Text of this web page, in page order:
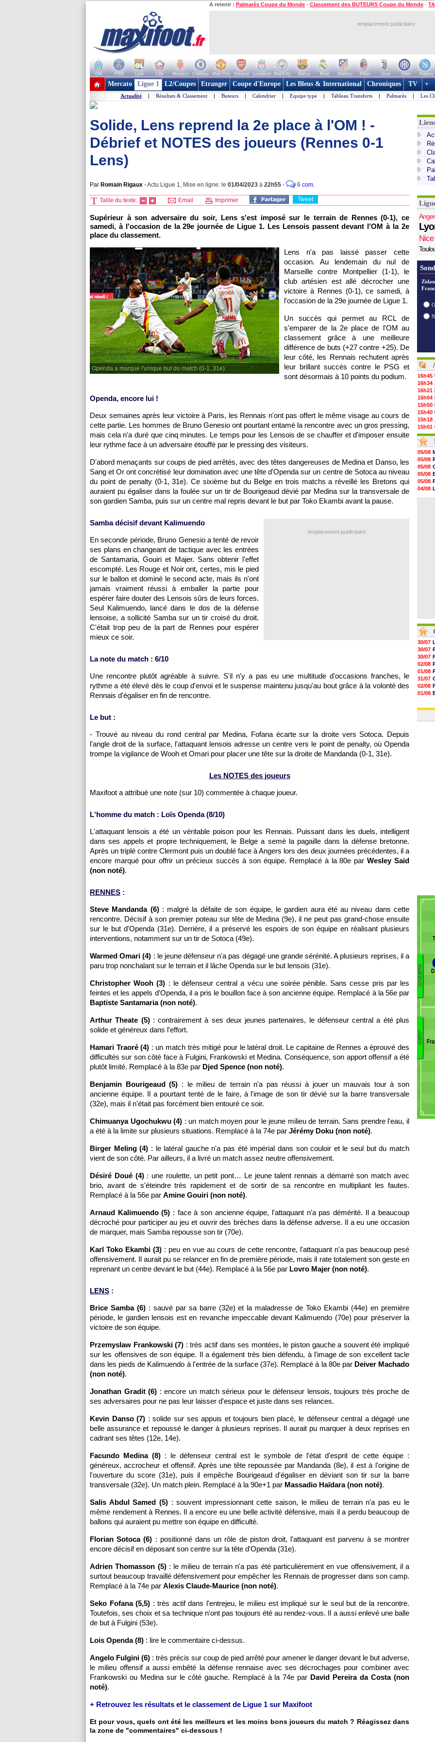
A retenir : Palmarès Coupe du Monde - Classement des BUTEURS Coupe du Monde -
emplacement publicitaire
OM PSG Lyon Lille Monaco Chelsea Man Utd Arsenal Liverpool ManCity Barca Real Atletico Milan Juve Inter Naples
+ de clubs
Mercato Ligue 1 L2/Coupes Etranger Coupe d'Europe Les Bleus & International Chroniques TV +
Actualité | Résultats & Classement | Buteurs | Calendrier | Equipe type | Tableau Transferts | Palmarès | Les
Solide, Lens reprend la 2e place à l'OM ! -
Débrief et NOTES des joueurs (Rennes 0-1
Lens)
Par Romain Rigaux -Actu Ligue 1, Mise en ligne: le 01/04/2023 à 22h55 - 6 com.
Taille du texte: Email Imprimer Tweet
Supérieur à son adversaire du soir, Lens s'est imposé sur le terrain de Rennes (0-1), ce
samedi, à l'occasion de la 29e journée de Ligue 1. Les Lensois passent devant l'OM à la 2e
place du classement.
Openda a marqué l'unique but du match (0-1, 31e)
Lens n'a pas laissé passer cette
occasion. Au lendemain du nul de
Marseille contre Montpellier (1-1), le
club artésien est allé décrocher une
victoire à Rennes (0-1), ce samedi, à
l'occasion de la 29e journée de Ligue 1.
Un succès qui permet au RCL de
s'emparer de la 2e place de l'OM au
classement grâce à une meilleure
différence de buts (+27 contre +25). De
leur côté, les Rennais rechutent après
leur brillant succès contre le PSG et
sont désormais à 10 points du podium.
Openda, encore lui !
Deux semaines après leur victoire à Paris, les Rennais n'ont pas offert le même visage au cours de
cette partie. Les hommes de Bruno Genesio ont pourtant entamé la rencontre avec un gros pressing,
mais cela n'a duré que cinq minutes. Le temps pour les Lensois de se chauffer et d'imposer ensuite
leur rythme face à un adversaire étouffé par le pressing des visiteurs.
D'abord menaçants sur coups de pied arrêtés, avec des têtes dangereuses de Medina et Danso, les
Sang et Or ont concrétisé leur domination avec une tête d'Openda sur un centre de Sotoca au niveau
du point de penalty (0-1, 31e). Ce sixième but du Belge en trois matchs a réveillé les Bretons qui
auraient pu égaliser dans la foulée sur un tir de Bourigeaud dévié par Medina sur la transversale de
son gardien Samba, puis sur un centre mal repris devant le but par Toko Ekambi avant la pause.
emplacement publicitaire
Samba décisif devant Kalimuendo
En seconde période, Bruno Genesio a tenté de revoir
ses plans en changeant de tactique avec les entrées
de Santamaria, Gouiri et Majer. Sans obtenir l'effet
escompté. Les Rouge et Noir ont, certes, mis le pied
sur le ballon et dominé le second acte, mais ils n'ont
jamais vraiment réussi à emballer la partie pour
espérer faire douter des Lensois sûrs de leurs forces.
Seul Kalimuendo, lancé dans le dos de la défense
lensoise, a sollicité Samba sur un tir croisé du droit.
C'était trop peu de la part de Rennes pour espérer
mieux ce soir.
La note du match : 6/10
Une rencontre plutôt agréable à suivre. S'il n'y a pas eu une multitude d'occasions franches, le
rythme a été élevé dès le coup d'envoi et le suspense maintenu jusqu'au bout grâce à la volonté des
Rennais d'égaliser en fin de rencontre.
Le but :
- Trouvé au niveau du rond central par Medina, Fofana écarte sur la droite vers Sotoca. Depuis
l'angle droit de la surface, l'attaquant lensois adresse un centre vers le point de penalty, où Openda
trompe la vigilance de Wooh et Omari pour placer une tête sur la droite de Mandanda (0-1, 31e).
Les NOTES des joueurs
Maxifoot a attribué une note (sur 10) commentée à chaque joueur.
L'homme du match : Loïs Openda (8/10)
L'attaquant lensois a été un véritable poison pour les Rennais. Puissant dans les duels, intelligent
dans ses appels et propre techniquement, le Belge a semé la pagaille dans la défense bretonne.
Après un triplé contre Clermont puis un doublé face à Angers lors des deux journées précédentes, il a
encore marqué pour offrir un précieux succès à son équipe. Remplacé à la 80e parWesley Said
(non noté).
RENNES :
Steve Mandanda (6): malgré la défaite de son équipe, le gardien aura été au niveau dans cette
rencontre. Décisif à son premier poteau sur tête de Medina (9e), il ne peut pas grand-chose ensuite
sur le but d'Openda (31e). Derrière, il a préservé les espoirs de son équipe en réalisant plusieurs
interventions, notamment sur un tir de Sotoca (49e).
Warmed Omari (4) : le jeune défenseur n'a pas dégagé une grande sérénité. A plusieurs reprises, il a
paru trop nonchalant sur le terrain et il lâche Openda sur le but lensois (31e).
Christopher Wooh (3) : le défenseur central a vécu une soirée pénible. Sans cesse pris par les
feintes et les appels d'Openda, il a pris le bouillon face à son ancienne équipe. Remplacé à la 56e par
Baptiste Santamaria (non noté).
Arthur Theate (5): contrairement à ses deux jeunes partenaires, le défenseur central a été plus
solide et généreux dans l'effort.
Hamari Traoré (4) : un match très mitigé pour le latéral droit. Le capitaine de Rennes a éprouvé des
difficultés sur son côté face à Fulgini, Frankowski et Medina. Conséquence, son apport offensif a été
plutôt limité. Remplacé à la 83e par Djed Spence (non noté).
Benjamin Bourigeaud (5) : le milieu de terrain n'a pas réussi à jouer un mauvais tour à son
ancienne équipe. Il a pourtant tenté de le faire, à l'image de son tir dévié sur la barre transversale
(32e), mais il n'était pas forcément bien entouré ce soir.
Chimuanya Ugochukwu (4) : un match moyen pour le jeune milieu de terrain. Sans prendre l'eau, il
a été à la limite sur plusieurs situations. Remplacé à la 74e par Jérémy Doku (non noté).
Birger Meling (4) : le latéral gauche n'a pas été impérial dans son couloir et le seul but du match
vient de son côté. Par ailleurs, il a livré un match assez neutre offensivement.
Désiré Doué (4): une roulette, un petit pont… Le jeune talent rennais a démarré son match avec
brio, avant de s'éteindre très rapidement et de sortir de sa rencontre en multipliant les fautes.
Remplacé à la 56e par Amine Gouiri (non noté).
Arnaud Kalimuendo (5) : face à son ancienne équipe, l'attaquant n'a pas démérité. Il a beaucoup
décroché pour participer au jeu et ouvrir des brèches dans la défense adverse. Il a eu une occasion
de marquer, mais Samba repousse son tir (70e).
Karl Toko Ekambi (3) : peu en vue au cours de cette rencontre, l'attaquant n'a pas beaucoup pesé
offensivement. Il aurait pu se relancer en fin de première période, mais il rate totalement son geste en
reprenant un centre devant le but (44e). Remplacé à la 56e par Lovro Majer (non noté).
LENS :
Brice Samba (6): sauvé par sa barre (32e) et la maladresse de Toko Ekambi (44e) en première
période, le gardien lensois est en revanche impeccable devant Kalimuendo (70e) pour préserver la
victoire de son équipe.
Przemyslaw Frankowski (7) : très actif dans ses montées, le piston gauche a souvent été impliqué
sur les offensives de son équipe. Il a également très bien défendu, à l'image de son excellent tacle
dans les pieds de Kalimuendo à l'entrée de la surface (37e). Remplacé à la 80e par Deiver Machado
(non noté).
Jonathan Gradit (6) : encore un match sérieux pour le défenseur lensois, toujours très proche de
ses adversaires pour ne pas leur laisser d'espace et juste dans ses relances.
Kevin Danso (7) : solide sur ses appuis et toujours bien placé, le défenseur central a dégagé une
belle assurance et repoussé le danger à plusieurs reprises. Il aurait pu marquer à deux reprises en
cadrant ses têtes (12e, 14e).
Facundo Medina (8) : le défenseur central est le symbole de l'état d'esprit de cette équipe :
généreux, accrocheur et offensif. Après une tête repoussée par Mandanda (8e), il est à l'origine de
l'ouverture du score (31e), puis il empêche Bourigeaud d'égaliser en déviant son tir sur la barre
transversale (32e). Un match plein. Remplacé à la 90e+1 par Massadio Haïdara (non noté).
Salis Abdul Samed (5): souvent impressionnant cette saison, le milieu de terrain n'a pas eu le
même rendement à Rennes. Il a encore eu une belle activité défensive, mais il a perdu beaucoup de
ballons qui auraient pu mettre son équipe en difficulté.
Florian Sotoca (6) : positionné dans un rôle de piston droit, l'attaquant est parvenu à se montrer
encore décisif en déposant son centre sur la tête d'Openda (31e).
Adrien Thomasson (5): le milieu de terrain n'a pas été particulièrement en vue offensivement, il a
surtout beaucoup travaillé défensivement pour empêcher les Rennais de progresser dans son camp.
Remplacé à la 74e par Alexis Claude-Maurice (non noté).
Seko Fofana (5,5) : très actif dans l'entrejeu, le milieu est impliqué sur le seul but de la rencontre.
Toutefois, ses choix et sa technique n'ont pas toujours été au rendez-vous. Il a aussi enlevé une balle
de but à Fulgini (53e).
Lois Openda (8) : lire le commentaire ci-dessus.
Angelo Fulgini (6) : très précis sur coup de pied arrêté pour amener le danger devant le but adverse,
le milieu offensif a aussi embêté la défense rennaise avec ses décrochages pour combiner avec
Frankowski ou Medina sur le côté gauche. Remplacé à la 74e par David Pereira da Costa (non
noté).
+ Retrouvez les résultats et le classement de Ligue 1 sur Maxifoot
Et pour vous, quels ont été les meilleurs et les moins bons joueurs du match ? Réagissez dans
la zone de "commentaires" ci-dessous !
Nice
16h45
16h34
16h21
16h04
15h50
15h40
15h18
15h01
14h46
14h25
14h12
13h51
13h29
13h11
12h46
12h28
12h10
05/08
05/08
05/08
05/08
05/08
04/08
30/07
30/07
30/07
02/08
01/08
31/07
02/08
01/08
03/08
R
E
N
N
E
S
L
E
N
S